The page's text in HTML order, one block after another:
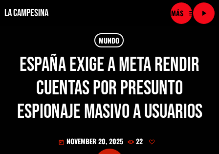
La Campesina menu
play_arrow
play_arrow LA CAMPESINA CADENA
LA CAMPESINA 101.9 FM
play_arrow LA CAMPESINA 96.7 FM
LA CAMPESINA 106.3 FM
MUNDO
España exige a Meta rendir
cuentas por presunto
espionaje masivo a usuarios
today NOVEMBER 20, 2025 22